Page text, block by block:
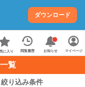
ダウンロード
に入り 閲覧履歴 お知らせ マイページ
覧
絞り込み条件